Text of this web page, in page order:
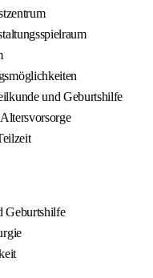
und Geburtshilfe
Geburtshilfe